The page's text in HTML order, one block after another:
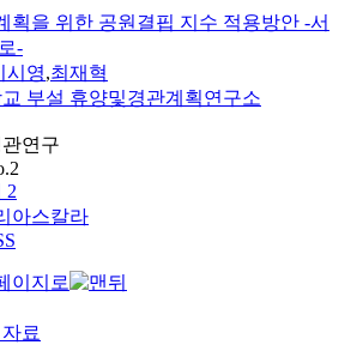
획을 위한 공원결핍 지수 적용방안 -서
-
시영,최재혁
부설 휴양및경관계획연구소
연구
2
아스칼라
료